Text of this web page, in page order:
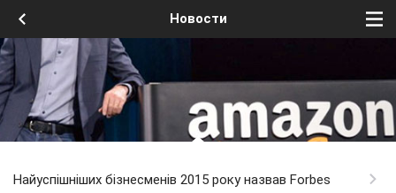
Новости
Найуспішніших бізнесменів 2015 року назвав Forbes